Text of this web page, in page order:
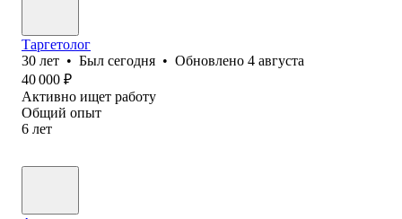
Таргетолог
30 лет • Был сегодня • Обновлено 4 августа
40 000 ₽
Активно ищет работу
Общий опыт
6 лет